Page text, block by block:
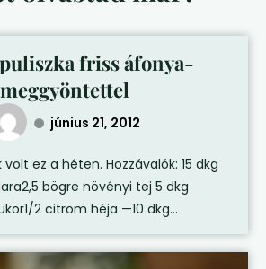
friss áfonya-
meggyöntettel
június 21, 2012
volt ez a héten. Hozzávalók: 15 dkg
bögre növényi tej 5 dkg
2 citrom héja —10 dkg...